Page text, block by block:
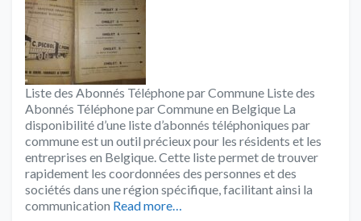
Liste des Abonnés Téléphone par Commune Liste des
Abonnés Téléphone par Commune en Belgique La
disponibilité d’une liste d’abonnés téléphoniques par
commune est un outil précieux pour les résidents et les
entreprises en Belgique. Cette liste permet de trouver
rapidement les coordonnées des personnes et des
sociétés dans une région spécifique, facilitant ainsi la
communication Read more…